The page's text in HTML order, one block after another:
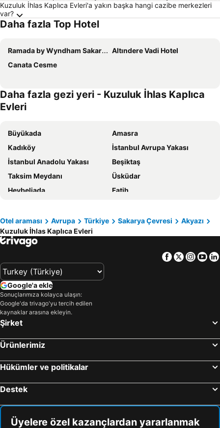
Kuzuluk İhlas Kaplıca Evleri'a yakın başka hangi cazibe merkezleri
var?
Daha fazla Top Hotel
Ramada by Wyndham Sakarya Hendek
Altındere Vadi Hotel
Canata Cesme
Daha fazla gezi yeri - Kuzuluk İhlas Kaplıca
Evleri
Büyükada
Amasra
Kadıköy
İstanbul Avrupa Yakası
İstanbul Anadolu Yakası
Beşiktaş
Taksim Meydanı
Üsküdar
Heybeliada
Fatih
Pendik
Armutlu
Sultanahmet
Maltepe
Kefken
Sabiha Gökçen Uluslararası Havalimanı
Yedigöller Millî Parkı
Kartalkaya Kayak Merkezi
Fıstıklı
Kartal
Bayrampaşa
Küçükçekmece
Yenimahalle
Ortaköy
Maşukiye
Yalova Termal Kaplıcaları
Sultanahmet Meydanı
Otel araması Avrupa Türkiye Sakarya Çevresi
Akyazı
Kuzuluk İhlas Kaplıca Evleri
Facebook
Twitter
Google'a ekle
Sonuçlarımıza kolayca ulaşın:
Google'da trivago'yu tercih edilen
kaynaklar arasına ekleyin.
Şirket
Ürünlerimiz
Hükümler ve politikalar
Destek
Üyelere özel kazançlardan yararlanmak